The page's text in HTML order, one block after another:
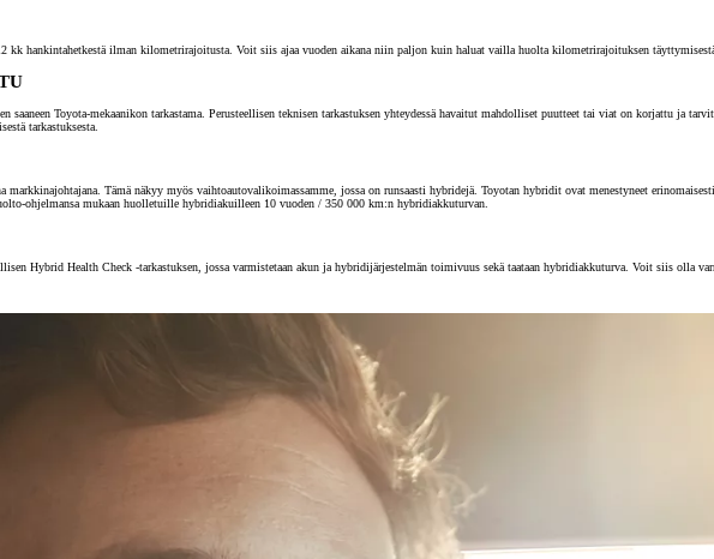
kk hankintahetkestä ilman kilometrirajoitusta. Voit siis ajaa vuoden aikana niin paljon kuin haluat vailla huolta kilometrirajoituksen
saaneen Toyota-mekaanikon tarkastama. Perusteellisen teknisen tarkastuksen yhteydessä havaitut mahdolliset puutteet tai viat on korjattu ja
tarkastuksesta.
Tämä näkyy myös vaihtoautovalikoimassamme, jossa on runsaasti hybridejä. Toyotan hybridit ovat menestyneet
ohjelmansa mukaan huolletuille hybridiakuilleen 10 vuoden / 350 000 km:n hybridiakkuturvan.
Hybrid Health Check -tarkastuksen, jossa varmistetaan akun ja hybridijärjestelmän toimivuus sekä taataan hybridiakkuturva. Voit siis olla